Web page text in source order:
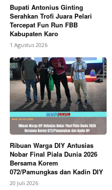
Bupati Antonius Ginting
Serahkan Trofi Juara Pelari
Tercepat Fun Run FBB
Kabupaten Karo
1 Agustus 2026
Ribuan Warga DIY Antusias
Nobar Final Piala Dunia 2026
Bersama Korem
072/Pamungkas dan Kadin DIY
20 Juli 2026